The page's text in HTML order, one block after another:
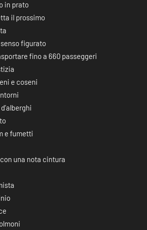
in prato
il prossimo
figurato
fino a 660 passeggeri
e coseni
e fumetti
una nota cintura